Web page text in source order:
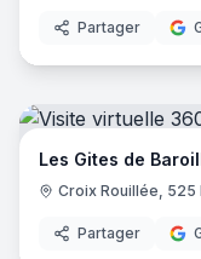
Partager
Les Gites de
Partager